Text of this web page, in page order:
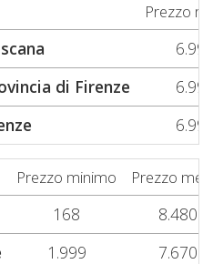
Prezzo
di Firenze
Prezzo minimo Prezzo
168
8.480
1.999 7.670